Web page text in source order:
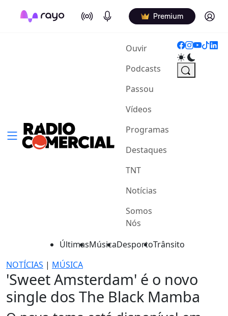
On Air Podcasts Premium Log in
Ouvir(current)
Podcasts
Passou
Vídeos
Programas
Destaques
TNT
Notícias
Somos
Nós
ÚltimasMúsicaDesportoTrânsito
NOTÍCIAS | MÚSICA
'Sweet Amsterdam' é o novo
single dos The Black Mamba